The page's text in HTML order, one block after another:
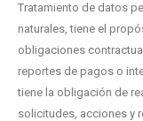
Tratamiento de datos
naturales, tiene el
obligaciones
reportes de pagos o
tiene la obligación de
solicitudes, acciones y